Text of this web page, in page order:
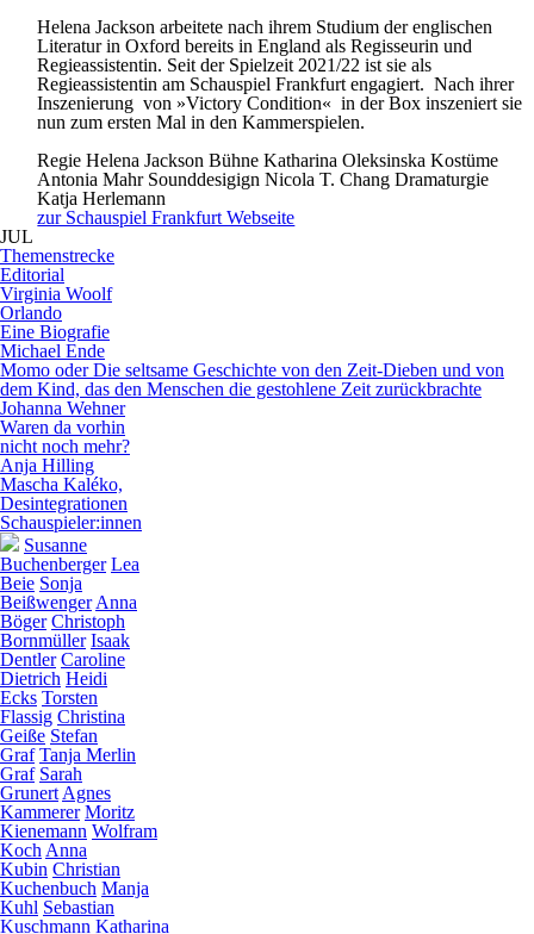
Helena Jackson arbeitete nach ihrem Studium der englischen
Literatur in Oxford bereits in England als Regisseurin und
Regieassistentin. Seit der Spielzeit 2021/22 ist sie als
Regieassistentin am Schauspiel Frankfurt engagiert. Nach ihrer
Inszenierung von »Victory Condition« in der Box inszeniert sie
nun zum ersten Mal in den Kammerspielen.
Regie Helena JacksonBühne Katharina Oleksinska Kostüme
Antonia Mahr Sounddesigign Nicola T. ChangDramaturgie
Katja Herlemann
zur Schauspiel Frankfurt Webseite
JUL
Themenstrecke
Editorial
Virginia Woolf
Orlando
Eine Biografie
Michael Ende
Momo oder Die seltsame Geschichte von den Zeit-Dieben und von
dem Kind, das den Menschen die gestohlene Zeit zurückbrachte
Johanna Wehner
Waren da vorhin
nicht noch mehr?
Anja Hilling
Mascha Kaléko,
Desintegrationen
Schauspieler:innen
Susanne
Buchenberger Lea
Beie Sonja
Beißwenger Anna
Böger Christoph
Bornmüller Isaak
Dentler Caroline
Dietrich Heidi
Ecks Torsten
Flassig Christina
Geiße Stefan
Graf Tanja Merlin
Graf Sarah
Grunert Agnes
Kammerer Moritz
Kienemann Wolfram
Koch Anna
Kubin Christian
Kuchenbuch Manja
Kuhl Sebastian
Kuschmann Katharina